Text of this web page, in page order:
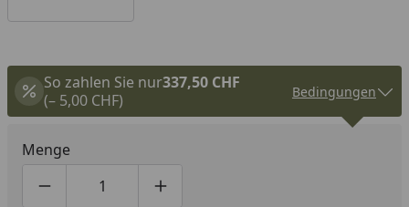
So zahlen Sie nur337,50 CHF
(– 5,00 CHF)
Bedingungen
Menge
Produktmenge um eins verringern
Produktmenge manuell eingeben
Produktmenge um eins erhöhen